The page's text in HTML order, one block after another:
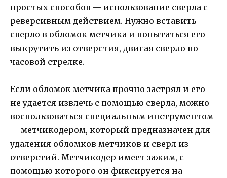
простых способов — использование сверла с
реверсивным действием. Нужно вставить
сверло в обломок метчика и попытаться его
выкрутить из отверстия, двигая сверло по
часовой стрелке.
Если обломок метчика прочно застрял и его
не удается извлечь с помощью сверла, можно
воспользоваться специальным инструментом
— метчикодером, который предназначен для
удаления обломков метчиков и сверл из
отверстий. Метчикодер имеет зажим, с
помощью которого он фиксируется на